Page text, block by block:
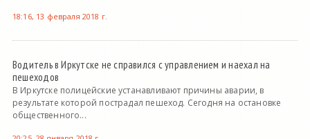
18:16, 13 февраля 2018 г.
Водитель в Иркутске не справился с управлением и наехал на
пешеходов
В Иркутске полицейские устанавливают причины аварии, в
результате которой пострадал пешеход. Сегодня на остановке
общественного...